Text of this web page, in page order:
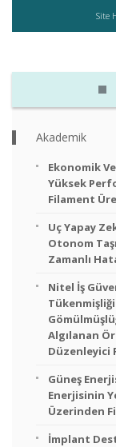
Site
Akademik
Ekonomik
Yüksek
Filament
Uç Yapay
Otonom
Zamanlı
Nitel İş
Algılanan
Düzenleyici
Güneş
Enerjisinin
Üzerinden
İmplant